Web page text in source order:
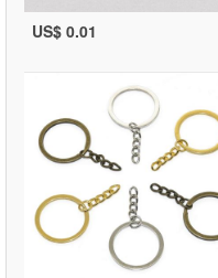
US$ 0.01